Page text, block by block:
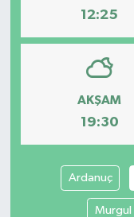
12:25
AKŞAM
19:30
Ardanuç
Murgul